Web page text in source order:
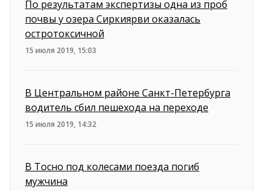
По результатам экспертизы одна из проб
почвы у озера Сиркиярви оказалась
остротоксичной
15 июля 2019, 15:03
В Центральном районе Санкт-Петербурга
водитель сбил пешехода на переходе
15 июля 2019, 14:32
В Тосно под колесами поезда погиб
мужчина